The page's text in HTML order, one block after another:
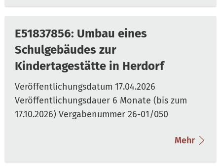
E51837856: Umbau eines
Schulgebäudes zur
Kindertagestätte in Herdorf
Mehr